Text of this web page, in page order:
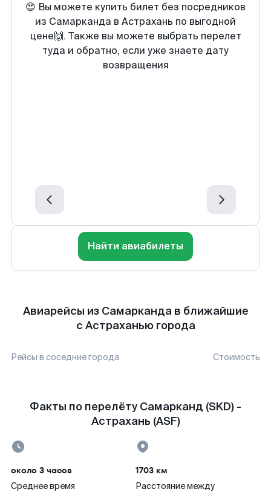
😍 Вы можете купить билет без посредников
из Самарканда в Астрахань по выгодной
цене🙌. Также вы можете выбрать перелет
туда и обратно, если уже знаете дату
возвращения
Найти авиабилеты
Авиарейсы из Самарканда в ближайшие
с Астраханью города
Рейсы в соседние города Стоимость
Факты по перелёту Самарканд (SKD) -
Астрахань (ASF)
около 3 часов
Среднее время
1703 км
Расстояние между